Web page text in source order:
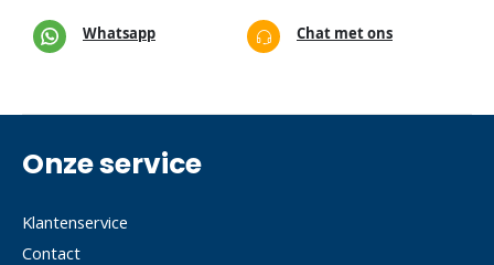
Whatsapp Chat met ons
Onze service
Klantenservice
Contact